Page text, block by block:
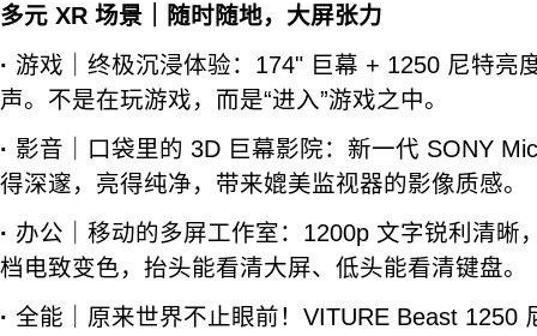
多元 XR 场景｜随时随地，大屏张力
· 游戏｜终极沉浸体验：174" 巨幕 + 1250 尼特亮
声。不是在玩游戏，而是“进入”游戏之中。
· 影音｜口袋里的 3D 巨幕影院：新一代 SONY
得深邃，亮得纯净，带来媲美监视器的影像质感。
· 办公｜移动的多屏工作室：1200p 文字锐利清晰
档电致变色，抬头能看清大屏、低头能看清键盘。
· 全能｜原来世界不止眼前！VITURE Beast 1250